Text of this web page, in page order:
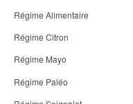
Régime Alimentaire
Régime Citron
Régime Mayo
Régime Paléo